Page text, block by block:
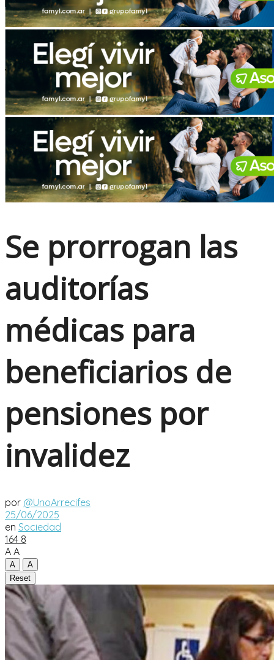
No Result
View All Result
Se prorrogan las
auditorías
médicas para
beneficiarios de
pensiones por
invalidez
por @UnoArrecifes
25/06/2025
en Sociedad
164 8
A A
A
A
Reset